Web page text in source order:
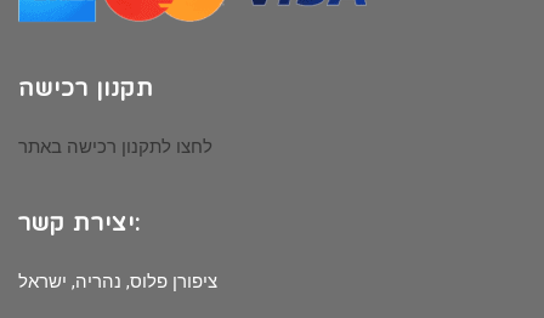
תקנון רכישה
לחצו לתקנון רכישה באתר
יצירת קשר:
ציפורן פלוס, נהריה, ישראל